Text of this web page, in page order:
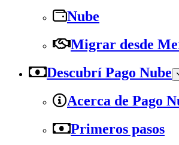
Nube
Migrar desde
Descubrí Pago Nube
Acerca de Pago
Primeros pasos